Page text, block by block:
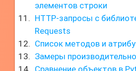
элементов строки
HTTP-запросы с
Requests
Список методов и
Замеры
Сравнение объектов в